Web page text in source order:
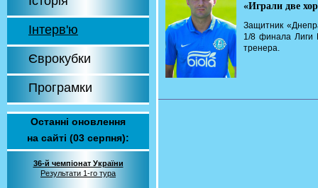
Інтерв'ю
Єврокубки
Програмки
Останні оновлення
на сайті (03 серпня):
36-й чемпіонат України
Результати 1-го тура
«Играли две
Защитник
1/8 финала Лиги
тренера.